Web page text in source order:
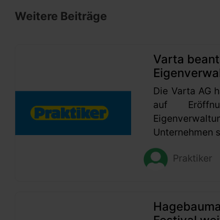
Weitere Beiträge
Varta
Die Varta AG
auf
Unternehmen
Praktiker